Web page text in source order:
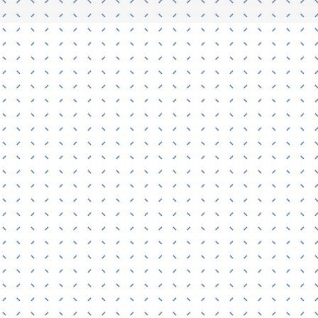
d’une salle de sport